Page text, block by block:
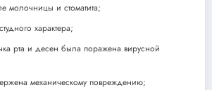
молочницы и стоматита;
характера;
рта и десен была поражена вирусной
механическому повреждению;